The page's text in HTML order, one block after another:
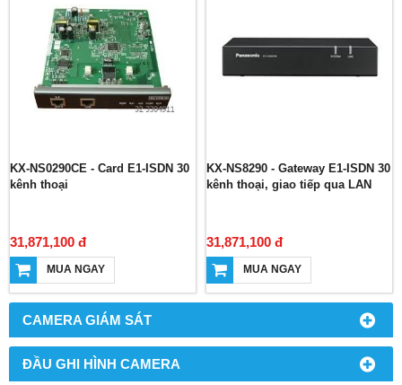
CAMERA GIÁM SÁT
ĐẦU GHI HÌNH CAMERA
KX-NS0290CE - Card E1-ISDN 30
kênh thoại
31,871,100 đ
MUA NGAY
KX-NS8290 - Gateway E1-ISDN 30
kênh thoại, giao tiếp qua LAN
31,871,100 đ
MUA NGAY